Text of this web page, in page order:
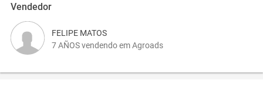
Vendedor
FELIPE MATOS
7 AÑOS vendendo em Agroads